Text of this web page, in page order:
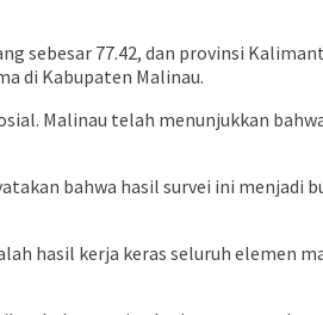
77.42, dan provinsi
di Kabupaten Malinau.
Malinau telah menunjukkan
bahwa hasil survei ini
hasil kerja keras seluruh elemen